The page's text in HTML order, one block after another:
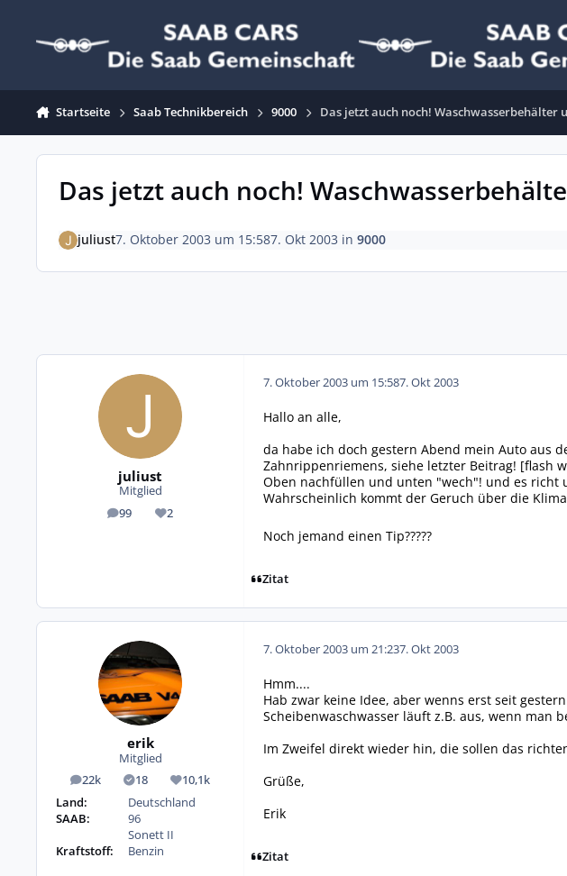
Startseite Saab Technikbereich 9000 Das jetzt auch noch! Waschwasserbehälter
Das jetzt auch noch!
juliust7. Oktober 2003 um 15:587. Okt 2003 in 9000
juliust
Mitglied
99
Beiträge 2
Reputation
7. Oktober 2003 um 15:587. Okt 2003
Hallo an alle,
da habe ich doch gestern Abend mein Auto aus
Zahnrippenriemens, siehe letzter Beitrag! [flash
Oben nachfüllen und unten "wech"! und es richt
Wahrscheinlich kommt der Geruch über die
Noch jemand einen Tip?????
Zitat
erik
Mitglied
22k
Beiträge 18
Lösungen10,1k
Reputation
Land:
Deutschland
SAAB:
96
Sonett II
Kraftstoff:
Benzin
7. Oktober 2003 um 21:237. Okt 2003
Hmm....
Hab zwar keine Idee, aber wenns erst seit
Scheibenwaschwasser läuft z.B. aus, wenn
Im Zweifel direkt wieder hin, die sollen das
Grüße,
Erik
Zitat